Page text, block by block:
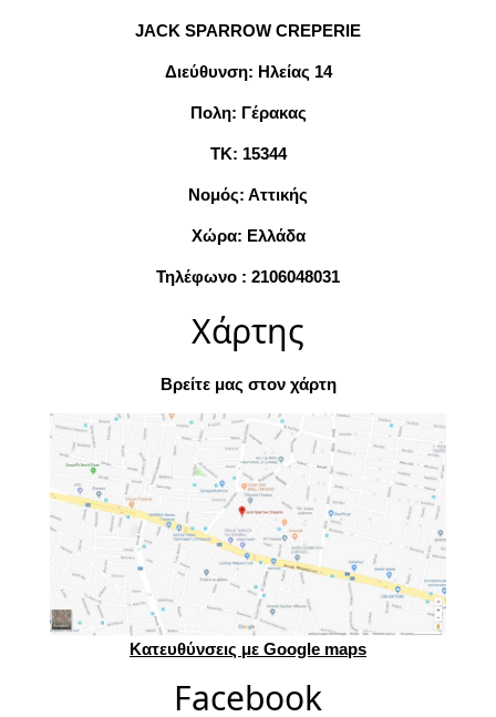
JACK SPARROW CREPERIE
Διεύθυνση: Ηλείας 14
Πολη: Γέρακας
ΤΚ: 15344
Νομός: Αττικής
Χώρα: Ελλάδα
Τηλέφωνο : 2106048031
Χάρτης
Βρείτε μας στον χάρτη
Κατευθύνσεις με Google maps
Facebook